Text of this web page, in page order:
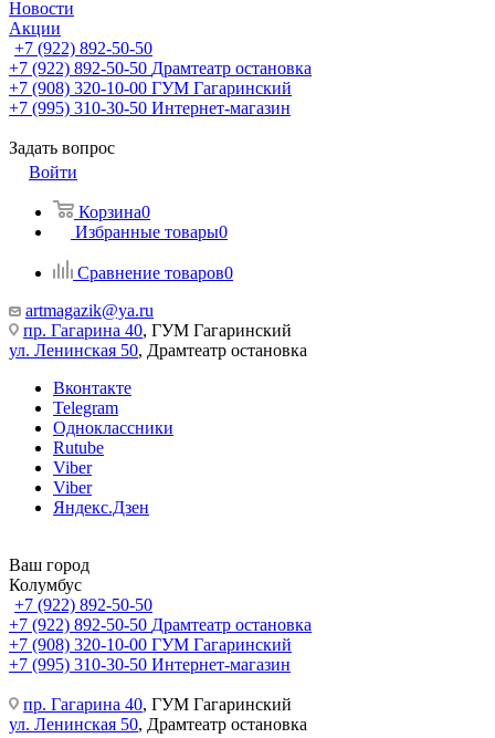
Новости
Акции
+7 (922) 892-50-50
+7 (922) 892-50-50 Драмтеатр остановка
+7 (908) 320-10-00 ГУМ Гагаринский
+7 (995) 310-30-50 Интернет-магазин
Задать вопрос
Войти
Корзина0
Избранные товары0
Сравнение товаров0
artmagazik@ya.ru
пр. Гагарина 40, ГУМ Гагаринский
ул. Ленинская 50, Драмтеатр остановка
Вконтакте
Telegram
Одноклассники
Rutube
Viber
Viber
Яндекс.Дзен
Ваш город
Колумбус
+7 (922) 892-50-50
+7 (922) 892-50-50 Драмтеатр остановка
+7 (908) 320-10-00 ГУМ Гагаринский
+7 (995) 310-30-50 Интернет-магазин
пр. Гагарина 40, ГУМ Гагаринский
ул. Ленинская 50, Драмтеатр остановка